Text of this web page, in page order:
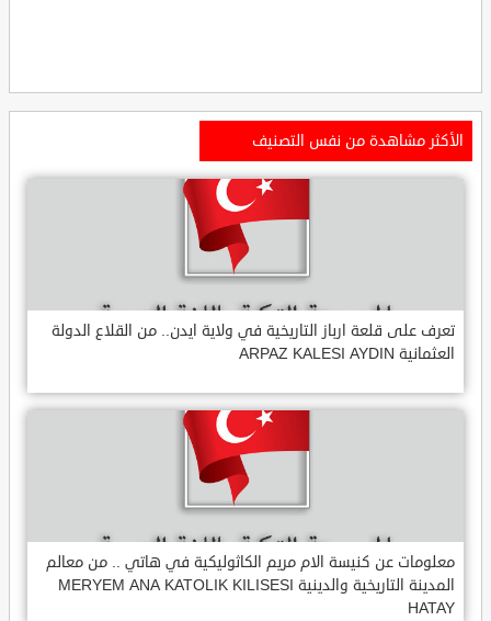
الأكثر مشاهدة من نفس التصنيف
تعرف على قلعة ارباز التاريخية في ولاية ايدن.. من القلاع الدولة
العثمانية ARPAZ KALESI AYDIN
معلومات عن كنيسة الام مريم الكاثوليكية في هاتي .. من معالم
المدينة التاريخية والدينية MERYEM ANA KATOLIK KILISESI
HATAY